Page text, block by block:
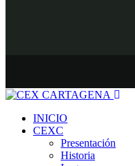
INICIO
CEXC
Presentación
Historia